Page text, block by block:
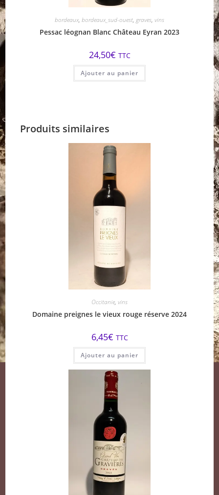
bordeaux, bordeaux_sud-ouest, graves, vins
Pessac léognan Blanc Château Eyran 2023
24,50€ TTC
Ajouter au panier
Produits similaires
Occitanie, vins
Domaine preignes le vieux rouge réserve 2024
6,45€ TTC
Ajouter au panier